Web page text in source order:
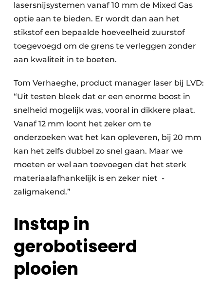
lasersnijsystemen vanaf 10 mm de Mixed Gas
optie aan te bieden. Er wordt dan aan het
stikstof een bepaalde hoeveelheid zuurstof
toegevoegd om de grens te verleggen zonder
aan kwaliteit in te boeten.
Tom Verhaeghe, product manager laser bij LVD:
“Uit testen bleek dat er een enorme boost in
snelheid mogelijk was, vooral in dikkere plaat.
Vanaf 12 mm loont het zeker om te
onderzoeken wat het kan opleveren, bij 20 mm
kan het zelfs dubbel zo snel gaan. Maar we
moeten er wel aan toevoegen dat het sterk
materiaal­afhankelijk is en zeker niet ­
zaligmakend.”
Instap in
gerobotiseerd
plooien